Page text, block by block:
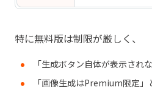
特に無料版は制限が厳しく、
「生成ボタン自体が表示されな
「画像生成はPremium限定」